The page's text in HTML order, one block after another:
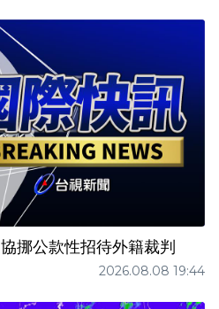
挪公款性招待外籍裁判
2026.08.08 19:44